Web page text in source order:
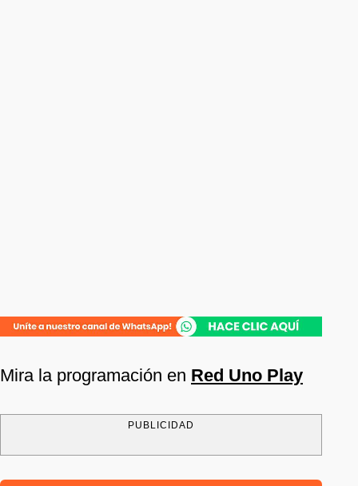
Mira la programación en Red Uno Play
PUBLICIDAD